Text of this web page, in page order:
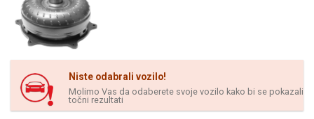
Niste odabrali vozilo!
Molimo Vas da odaberete svoje vozilo kako bi se pokazali
točni rezultati